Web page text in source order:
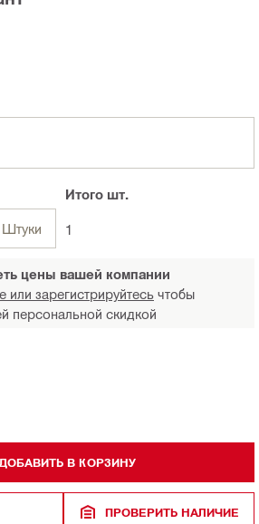
Штуки
Итого шт.
1
цены вашей компании
или зарегистрируйтесь чтобы
персональной скидкой
В КОРЗИНУ
ПРОВЕРИТЬ НАЛИЧИЕ